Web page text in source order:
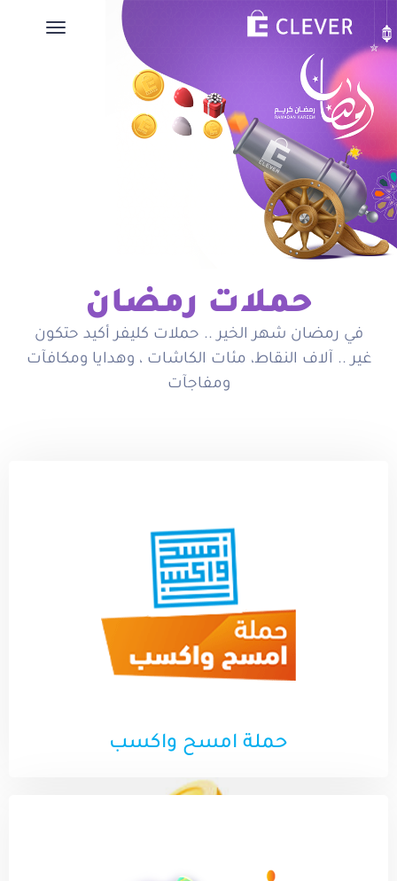
حملات رمضان
في رمضان شهر الخير .. حملات كليفر أكيد حتكون
غير .. آلاف النقاط، مئات الكاشات ، وهدايا ومكافآت
ومفاجآت
حملة امسح واكسب